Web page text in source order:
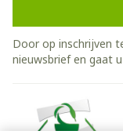
Door op inschrijven
nieuwsbrief en gaat